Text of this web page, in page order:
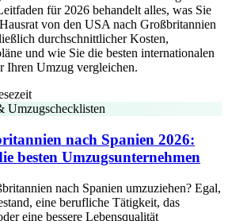
für 2026 behandelt alles, was Sie
von den USA nach Großbritannien
durchschnittlicher Kosten,
und wie Sie die besten internationalen
Ihren Umzug vergleichen.
Umzugschecklisten
nach Spanien 2026:
besten Umzugsunternehmen
nach Spanien umzuziehen? Egal,
eine berufliche Tätigkeit, das
eine bessere Lebensqualität